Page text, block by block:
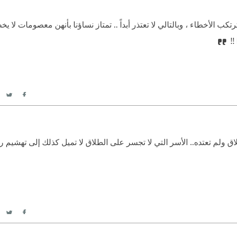
الأخطاء ، وبالتالي لا تعتذر أبداً .. تمتاز نساؤنا بأنهن معصومات لا
!!
ولم تعتده.. الأسر التي لا تجسر على الطلاق لا تميل كذلك إلى